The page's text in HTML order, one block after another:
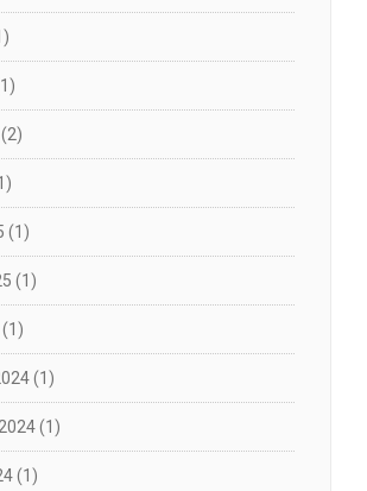
(2)
(1)
(1)
(1)
(1)
(1)
(1)